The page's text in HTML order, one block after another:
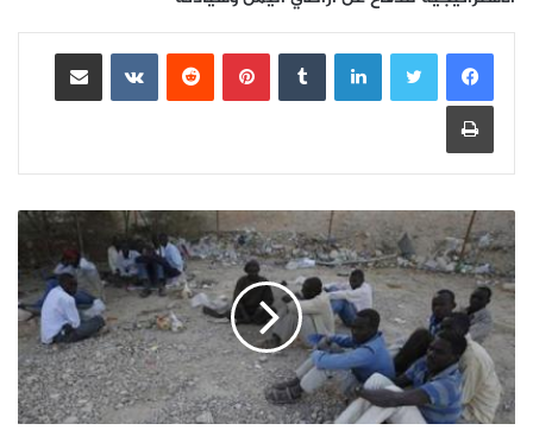
لينكدإن بينتيريست
مشاركة عبر البريد
طباعة